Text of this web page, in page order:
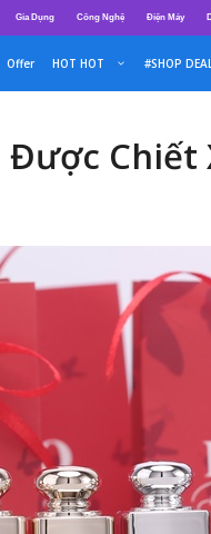
Gia Dụng Công Nghệ Điện Máy
Offer HOT HOT #SHOP
Được